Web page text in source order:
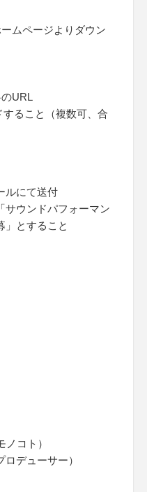
ムページよりダウン
URL
ること（複数可、合
ルにて送付
ウンドパフォーマン
」とすること
コト）
デューサー）